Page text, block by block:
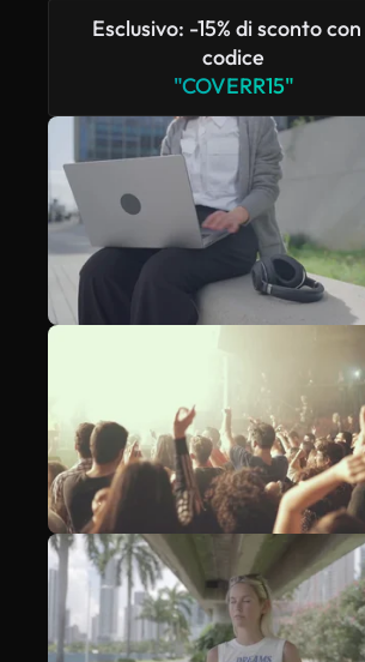
Esclusivo: -15% di sconto con
codice
"COVERR15"